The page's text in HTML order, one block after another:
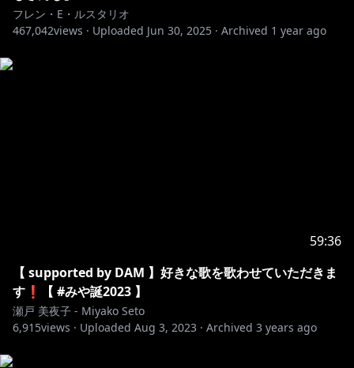
フレン・E・ルスタリオ
467,042views · Uploaded Jun 30, 2025 · Archived 1 year ago
59:36
【 supported by DAM 】好きな歌を歌わせていただきま
す❗【 #みや誕2023 】
瀬戸 美夜子 - Miyako Seto
6,915views · Uploaded Aug 3, 2023 · Archived 3 years ago